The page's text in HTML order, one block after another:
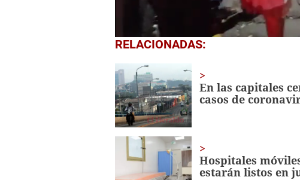
0
seconds
3
minutes,
48
secondsVolume
0%
RELACIONADAS:
En las capitales
casos de
Hospitales
estarán listos en